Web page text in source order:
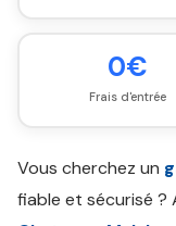
0€
Frais d'entrée
Vous cherchez un
fiable et sécurisé ?